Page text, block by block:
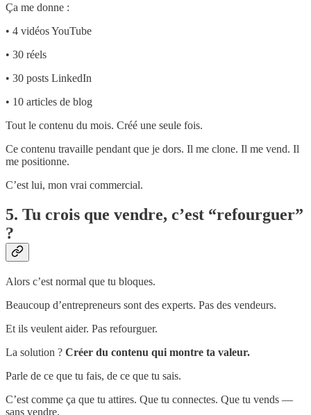
Ça me donne :
• 4 vidéos YouTube
• 30 réels
• 30 posts LinkedIn
• 10 articles de blog
Tout le contenu du mois. Créé une seule fois.
Ce contenu travaille pendant que je dors. Il me clone. Il me vend. Il
me positionne.
C’est lui, mon vrai commercial.
5. Tu crois que vendre, c’est “refourguer”
?
Alors c’est normal que tu bloques.
Beaucoup d’entrepreneurs sont des experts. Pas des vendeurs.
Et ils veulent aider. Pas refourguer.
La solution ? Créer du contenu qui montre ta valeur.
Parle de ce que tu fais, de ce que tu sais.
C’est comme ça que tu attires. Que tu connectes. Que tu vends —
sans vendre.